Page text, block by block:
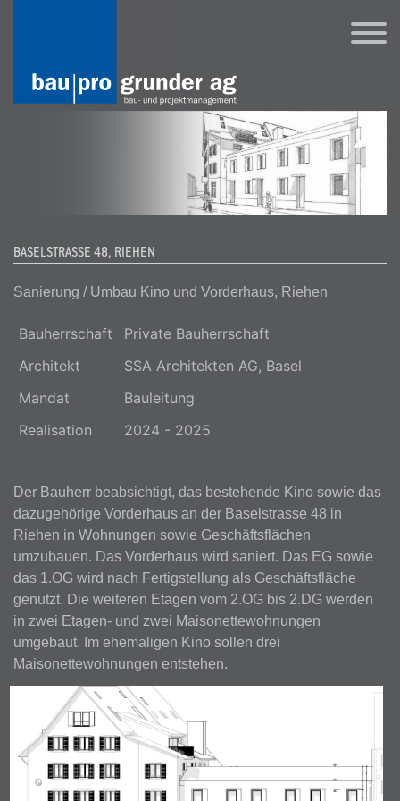
AKTUELL
REFERENZEN SANIERUNG / UMBAU
KONTAKT
UNSERE KUNDEN
LINKS
BASELSTRASSE 48, RIEHEN
Sanierung / Umbau Kino und Vorderhaus, Riehen
Bauherrschaft
Private Bauherrschaft
Architekt
SSA Architekten AG, Basel
Mandat
Bauleitung
Realisation
2024 - 2025
Der Bauherr beabsichtigt, das bestehende Kino sowie das
dazugehörige Vorderhaus an der Baselstrasse 48 in
Riehen in Wohnungen sowie Geschäftsflächen
umzubauen. Das Vorderhaus wird saniert. Das EG sowie
das 1.OG wird nach Fertigstellung als Geschäftsfläche
genutzt. Die weiteren Etagen vom 2.OG bis 2.DG werden
in zwei Etagen- und zwei Maisonettewohnungen
umgebaut. Im ehemaligen Kino sollen drei
Maisonettewohnungen entstehen.